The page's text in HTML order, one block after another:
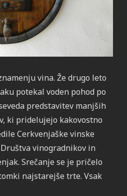
vina. Že drugo leto
potekal voden pohod po
predstavitev manjših
ki pridelujejo kakovostno
Cerkvenjaške vinske
vinogradnikov in
Srečanje se je pričelo
najstarejše trte. Vsak